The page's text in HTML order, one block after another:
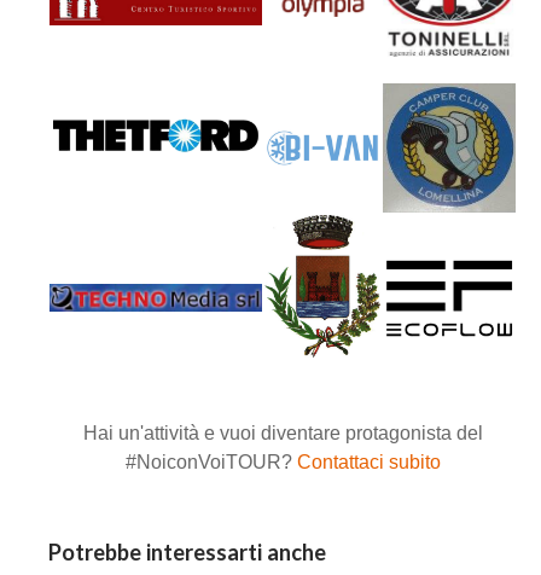
Hai un'attività e vuoi diventare protagonista del
#NoiconVoiTOUR? Contattaci subito
Potrebbe interessarti anche